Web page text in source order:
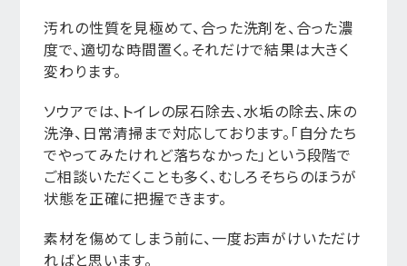
汚れの性質を見極めて、合った洗剤を、合った濃
度で、適切な時間置く。それだけで結果は大きく
変わります。
ソウアでは、トイレの尿石除去、水垢の除去、床の
洗浄、日常清掃まで対応しております。「自分たち
でやってみたけれど落ちなかった」という段階で
ご相談いただくことも多く、むしろそちらのほうが
状態を正確に把握できます。
素材を傷めてしまう前に、一度お声がけいただけ
ればと思います。